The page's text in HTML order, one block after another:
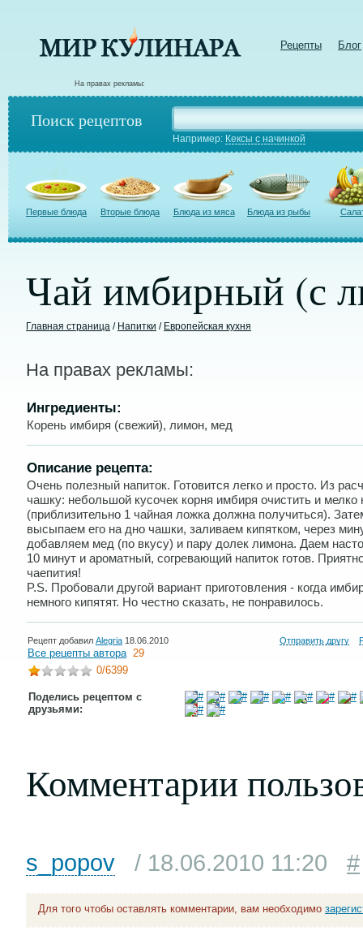
Рецепты Блог
На правах рекламы:
Поиск рецептов
Например: Кексы с начинкой
Первые блюда Вторые блюда Блюда из мяса Блюда из рыбы
Чай имбирный (с
Главная страница / Напитки / Европейская кухня
На правах рекламы:
Ингредиенты:
Корень имбиря (свежий), лимон, мед
Описание рецепта:
Очень полезный напиток. Готовится легко и просто. Из
чашку: небольшой кусочек корня имбиря очистить и мелко
(приблизительно 1 чайная ложка должна получиться).
высыпаем его на дно чашки, заливаем кипятком, через
добавляем мед (по вкусу) и пару долек лимона. Даем
10 минут и ароматный, согревающий напиток готов.
чаепития!
P.S. Пробовали другой вариант приготовления - когда
немного кипятят. Но честно сказать, не понравилось.
Рецепт добавил Alegria 18.06.2010 Отправить другу
Все рецепты автора 29
0/6399
Поделись рецептом с
друзьями:
Комментарии
s_popov / 18.06.2010 11:20 #
Для того чтобы оставлять комментарии, вам необходимо